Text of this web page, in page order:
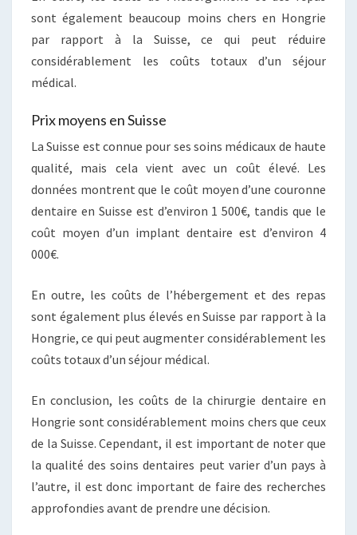
sont également beaucoup moins chers en Hongrie
par rapport à la Suisse, ce qui peut réduire
considérablement les coûts totaux d’un séjour
médical.
Prix moyens en Suisse
La Suisse est connue pour ses soins médicaux de haute
qualité, mais cela vient avec un coût élevé. Les
données montrent que le coût moyen d’une couronne
dentaire en Suisse est d’environ 1 500€, tandis que le
coût moyen d’un implant dentaire est d’environ 4
000€.
En outre, les coûts de l’hébergement et des repas
sont également plus élevés en Suisse par rapport à la
Hongrie, ce qui peut augmenter considérablement les
coûts totaux d’un séjour médical.
En conclusion, les coûts de la chirurgie dentaire en
Hongrie sont considérablement moins chers que ceux
de la Suisse. Cependant, il est important de noter que
la qualité des soins dentaires peut varier d’un pays à
l’autre, il est donc important de faire des recherches
approfondies avant de prendre une décision.